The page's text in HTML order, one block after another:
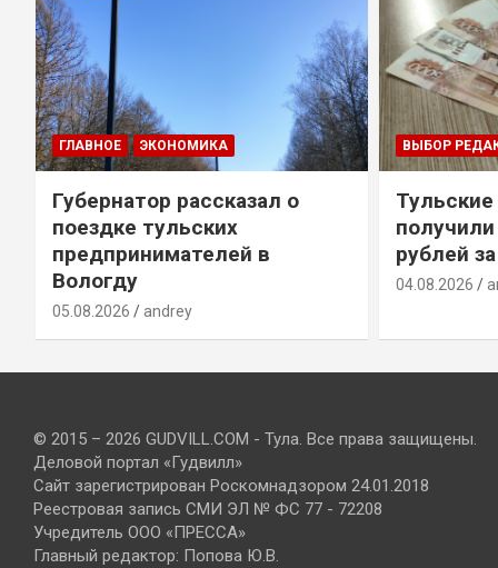
ГЛАВНОЕ ЭКОНОМИКА
Губернатор рассказал о
поездке тульских
предпринимателей в
Вологду
05.08.2026 andrey
ВЫБОР
рублей
04.08.2026
© 2015 – 2026 GUDVILL.COM - Тула. Все права защищены.
Деловой портал «Гудвилл»
Сайт зарегистрирован Роскомнадзором 24.01.2018
Реестровая запись СМИ ЭЛ № ФС 77 - 72208
Учредитель ООО «ПРЕССА»
Главный редактор: Попова Ю.В.